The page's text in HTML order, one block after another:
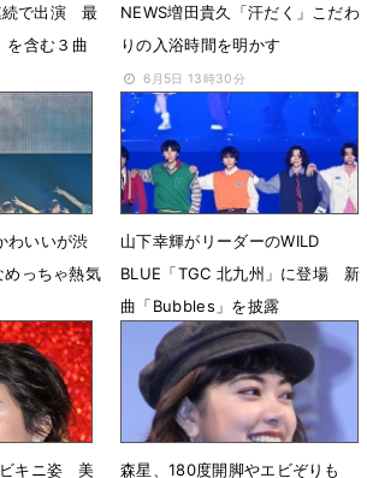
続で出演 最
含む３曲
NEWS増田貴久「汗だく」こだわ
りの入浴時間を明かす
6月5日 13時30分
わいいが渋
めっちゃ熱気
山下幸輝がリーダーのWILD
BLUE「TGC 北九州」に登場 新
曲「Bubbles」を披露
10月12日 18時18分
ビキニ姿 美 森星、180度開脚やエビぞりも